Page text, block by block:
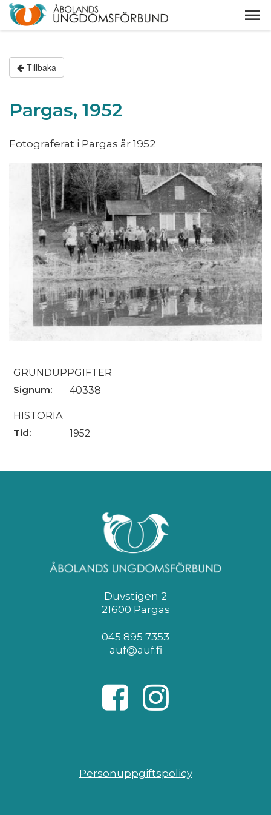
Tillbaka
Pargas, 1952
Fotograferat i Pargas år 1952
GRUNDUPPGIFTER
Signum: 40338
HISTORIA
Tid: 1952
Duvstigen 2
21600 Pargas
045 895 7353
auf@auf.fi
Personuppgiftspolicy